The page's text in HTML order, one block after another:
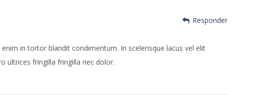
in tortor blandit condimentum. In scelerisque lacus vel elit
ultrices fringilla fringilla nec dolor.
Responder